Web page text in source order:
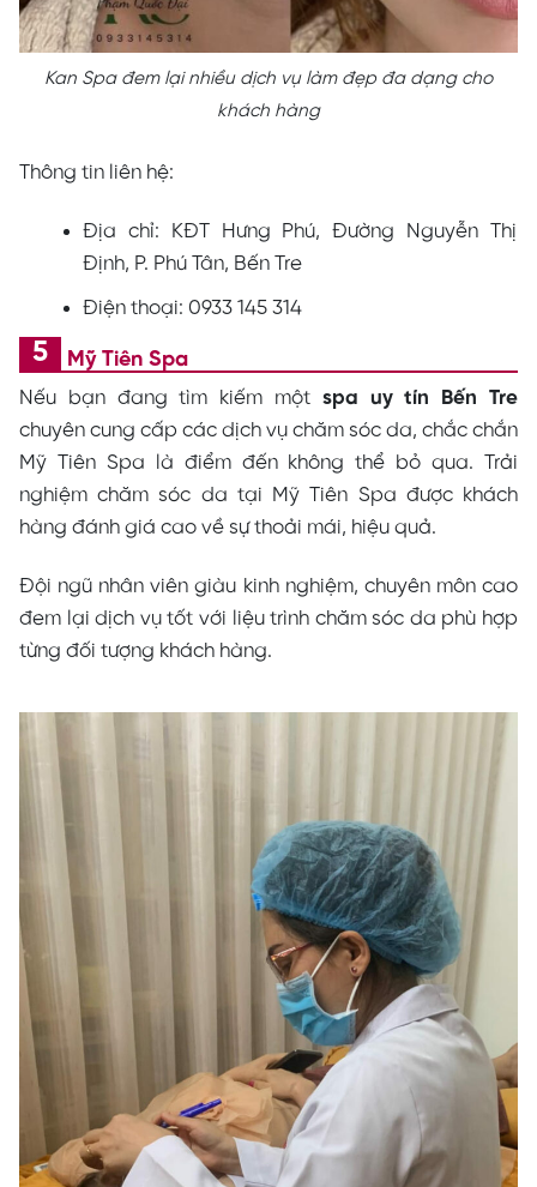
Kan Spa đem lại nhiều dịch vụ làm đẹp đa dạng cho
khách hàng
Thông tin liên hệ:
Địa chỉ: KĐT Hưng Phú, Đường Nguyễn Thị
Định, P. Phú Tân, Bến Tre
Điện thoại: 0933 145 314
Mỹ Tiên Spa
Nếu bạn đang tìm kiếm một spa uy tín Bến Tre
chuyên cung cấp các dịch vụ chăm sóc da, chắc chắn
Mỹ Tiên Spa là điểm đến không thể bỏ qua. Trải
nghiệm chăm sóc da tại Mỹ Tiên Spa được khách
hàng đánh giá cao về sự thoải mái, hiệu quả.
Đội ngũ nhân viên giàu kinh nghiệm, chuyên môn cao
đem lại dịch vụ tốt với liệu trình chăm sóc da phù hợp
từng đối tượng khách hàng.